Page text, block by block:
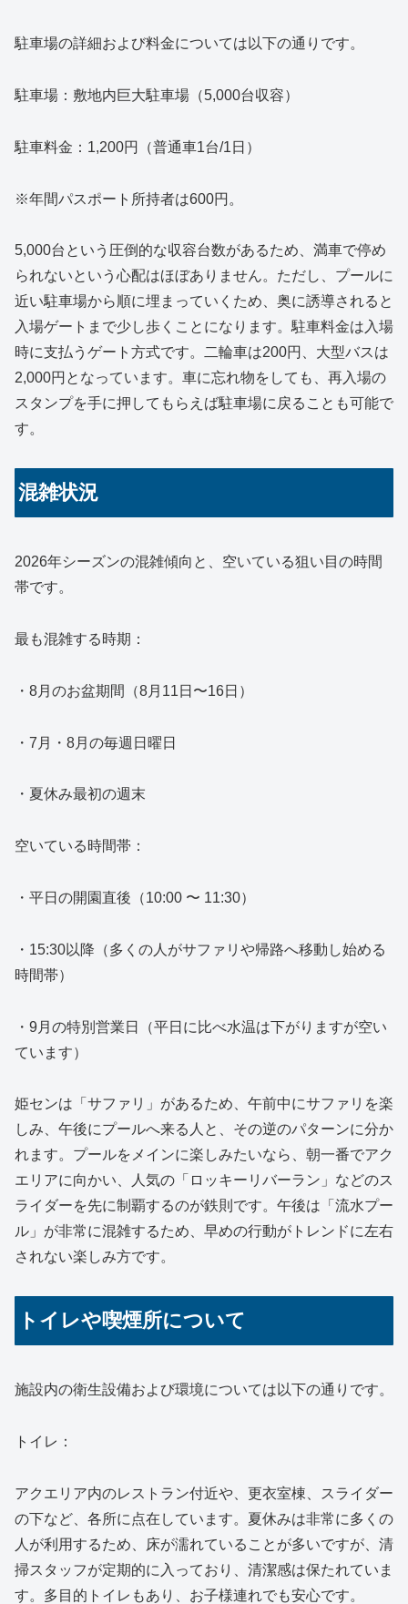
駐車場の詳細および料金については以下の通りです。
駐車場：敷地内巨大駐車場（5,000台収容）
駐車料金：1,200円（普通車1台/1日）
※年間パスポート所持者は600円。
5,000台という圧倒的な収容台数があるため、満車で停め
られないという心配はほぼありません。ただし、プールに
近い駐車場から順に埋まっていくため、奥に誘導されると
入場ゲートまで少し歩くことになります。駐車料金は入場
時に支払うゲート方式です。二輪車は200円、大型バスは
2,000円となっています。車に忘れ物をしても、再入場の
スタンプを手に押してもらえば駐車場に戻ることも可能で
す。
混雑状況
2026年シーズンの混雑傾向と、空いている狙い目の時間
帯です。
最も混雑する時期：
・8月のお盆期間（8月11日〜16日）
・7月・8月の毎週日曜日
・夏休み最初の週末
空いている時間帯：
・平日の開園直後（10:00 〜 11:30）
・15:30以降（多くの人がサファリや帰路へ移動し始める
時間帯）
・9月の特別営業日（平日に比べ水温は下がりますが空い
ています）
姫センは「サファリ」があるため、午前中にサファリを楽
しみ、午後にプールへ来る人と、その逆のパターンに分か
れます。プールをメインに楽しみたいなら、朝一番でアク
エリアに向かい、人気の「ロッキーリバーラン」などのス
ライダーを先に制覇するのが鉄則です。午後は「流水プー
ル」が非常に混雑するため、早めの行動がトレンドに左右
されない楽しみ方です。
トイレや喫煙所について
施設内の衛生設備および環境については以下の通りです。
トイレ：
アクエリア内のレストラン付近や、更衣室棟、スライダー
の下など、各所に点在しています。夏休みは非常に多くの
人が利用するため、床が濡れていることが多いですが、清
掃スタッフが定期的に入っており、清潔感は保たれていま
す。多目的トイレもあり、お子様連れでも安心です。